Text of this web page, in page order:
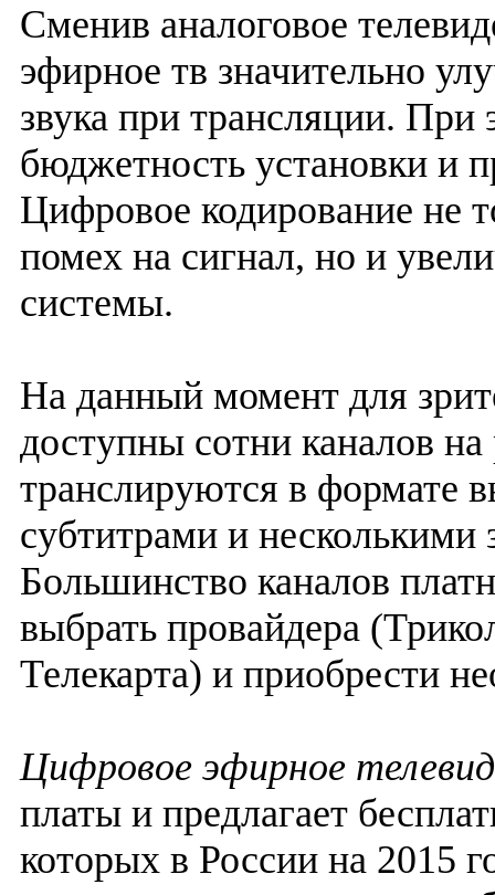
Сменив аналоговое
эфирное тв значительно
звука при трансляции. При
бюджетность установки и
Цифровое кодирование не
помех на сигнал, но и
системы.
На данный момент для
доступны сотни каналов
транслируются в формате
субтитрами и
Большинство каналов
выбрать провайдера
Телекарта) и приобрести
Цифровое эфирное
платы и предлагает
которых в России на 2015